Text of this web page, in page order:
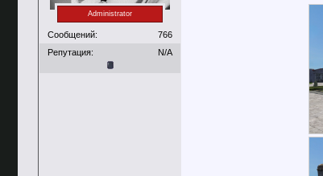
Administrator
Сообщений:
766
Репутация:
N/A